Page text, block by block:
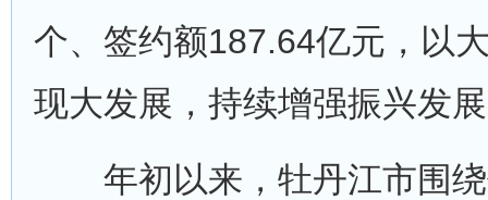
个、签约额187.64亿元，以
现大发展，持续增强振兴发
年初以来，牡丹江市围绕